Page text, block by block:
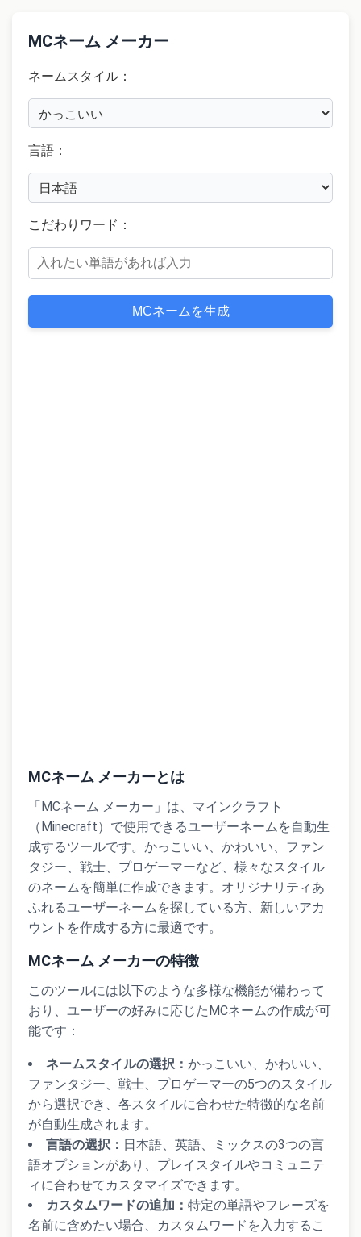
MCネーム メーカー
ネームスタイル：
言語：
こだわりワード：
MCネームを生成
MCネーム メーカーとは
「MCネーム メーカー」は、マインクラフト
（Minecraft）で使用できるユーザーネームを自動生
成するツールです。かっこいい、かわいい、ファン
タジー、戦士、プロゲーマーなど、様々なスタイル
のネームを簡単に作成できます。オリジナリティあ
ふれるユーザーネームを探している方、新しいアカ
ウントを作成する方に最適です。
MCネーム メーカーの特徴
このツールには以下のような多様な機能が備わって
おり、ユーザーの好みに応じたMCネームの作成が可
能です：
ネームスタイルの選択： かっこいい、かわいい、
ファンタジー、戦士、プロゲーマーの5つのスタイル
から選択でき、各スタイルに合わせた特徴的な名前
が自動生成されます。
言語の選択： 日本語、英語、ミックスの3つの言
語オプションがあり、プレイスタイルやコミュニテ
ィに合わせてカスタマイズできます。
カスタムワードの追加： 特定の単語やフレーズを
名前に含めたい場合、カスタムワードを入力するこ